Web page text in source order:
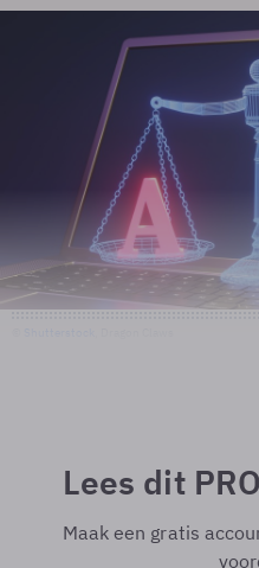
Lees dit
Maak een gratis